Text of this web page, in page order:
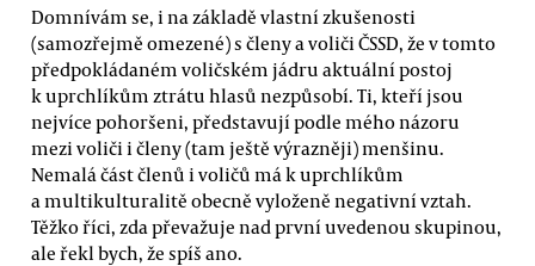
Domnívám se, i na základě vlastní zkušenosti
(samozřejmě omezené) s členy a voliči ČSSD, že v tomto
předpokládaném voličském jádru aktuální postoj
k uprchlíkům ztrátu hlasů nezpůsobí. Ti, kteří jsou
nejvíce pohoršeni, představují podle mého názoru
mezi voliči i členy (tam ještě výrazněji) menšinu.
Nemalá část členů i voličů má k uprchlíkům
a multikulturalitě obecně vyloženě negativní vztah.
Těžko říci, zda převažuje nad první uvedenou skupinou,
ale řekl bych, že spíš ano.